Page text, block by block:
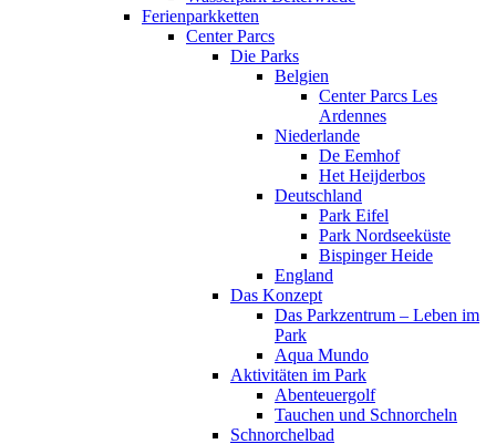
Ferienparkketten
Center Parcs
Die Parks
Belgien
Center Parcs Les
Ardennes
Niederlande
De Eemhof
Het Heijderbos
Deutschland
Park Eifel
Park Nordseeküste
Bispinger Heide
England
Das Konzept
Das Parkzentrum – Leben im
Park
Aqua Mundo
Aktivitäten im Park
Abenteuergolf
Tauchen und Schnorcheln
Schnorchelbad